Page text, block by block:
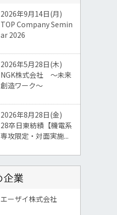
2026年9月14日(月)
TOP Company Semin
ar 2026
2026年5月28日(木)
NGK株式会社 ～未来
創造ワーク～
2026年8月28日(金)
28卒日東紡績【機電系
専攻限定・対面実施...
企業
エーザイ株式会社